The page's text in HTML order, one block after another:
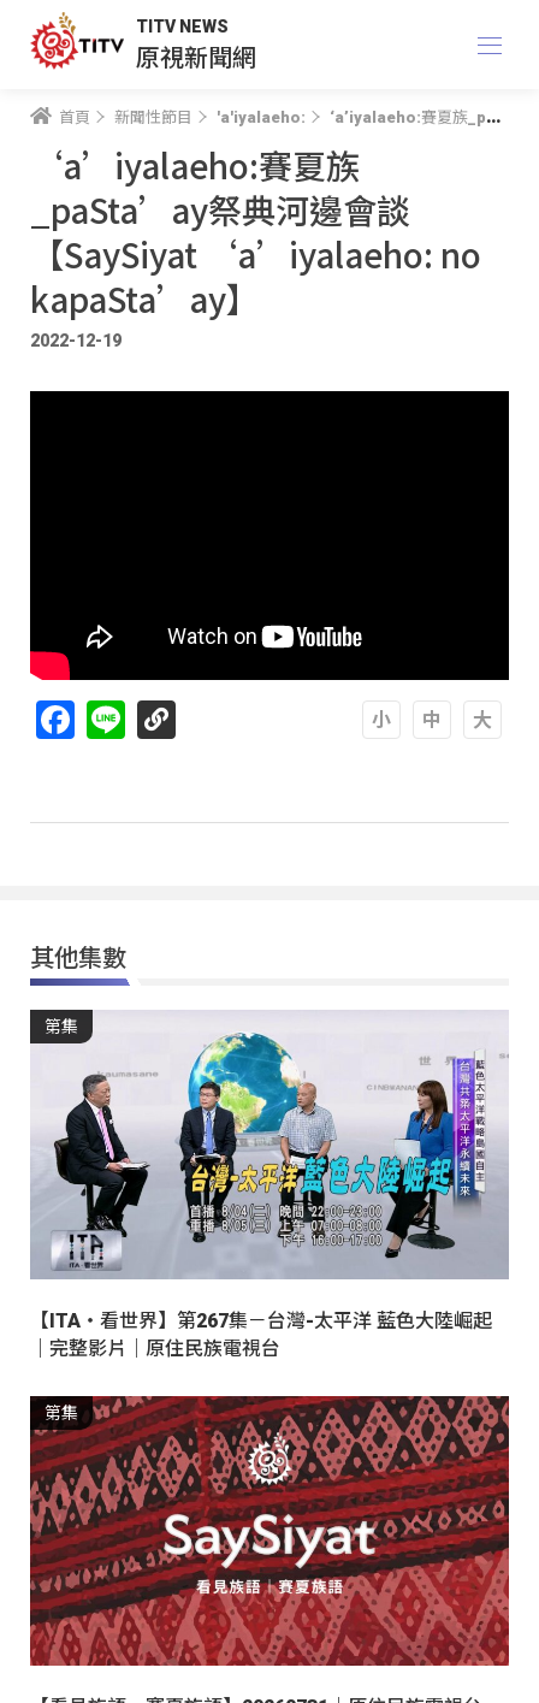
TITV NEWS
原視新聞網
首頁 新聞性節目 'a'iyalaeho: ‘a’iyalaeho:賽夏族_paSta’ay祭典河邊會談【SaySiyat ‘a’iyalaeho: no kapaSta’ay】
‘a’iyalaeho:賽夏族
_paSta’ay祭典河邊會談
【SaySiyat ‘a’iyalaeho: no
kapaSta’ay】
2022-12-19
Facebook
Line
其他集數
第集
【ITA・看世界】第267集－台灣-太平洋 藍色大陸崛起
｜完整影片｜原住民族電視台
第集